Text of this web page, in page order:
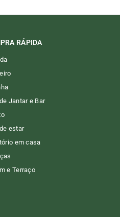
RÁPIDA
Jantar e Bar
estar
em casa
e Terraço